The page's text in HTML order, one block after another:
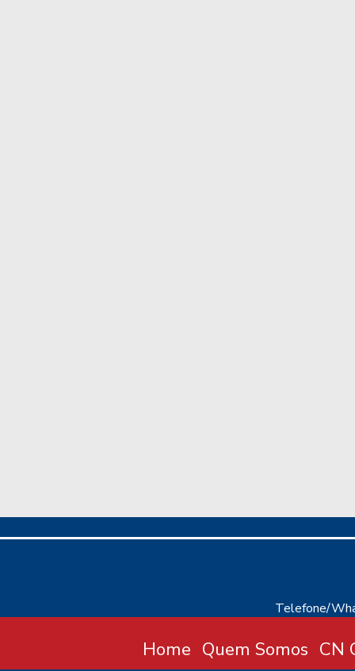
Telefone/
Home Quem Somos CN